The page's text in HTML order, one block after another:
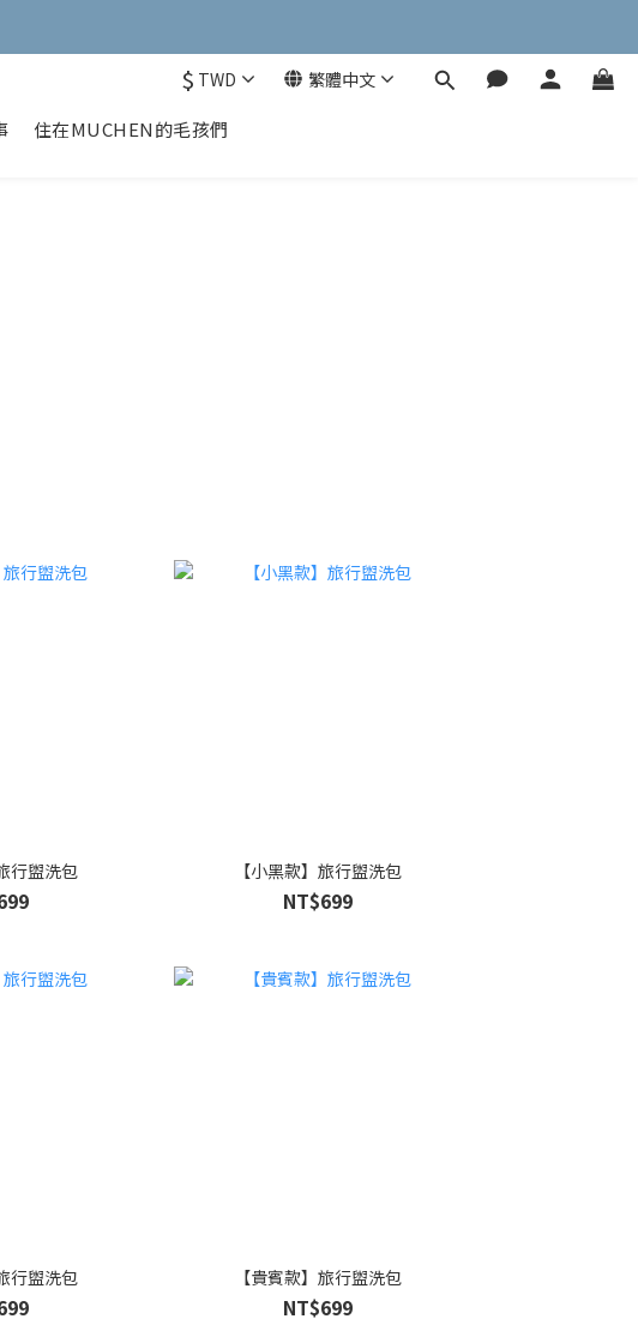
$ TWD 繁體中文
住在MUCHEN的毛孩們
行盥洗包 【小黑款】旅行盥洗包
NT$699
行盥洗包 【貴賓款】旅行盥洗包
NT$699